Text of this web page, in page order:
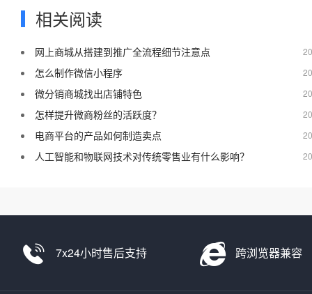
相关阅读
网上商城从搭建到推广全流程细节注意点
怎么制作微信小程序
微分销商城找出店铺特色
怎样提升微商粉丝的活跃度？
电商平台的产品如何制造卖点
人工智能和物联网技术对传统零售业有什么影响？
7x24小时售后支持 跨浏览器兼容